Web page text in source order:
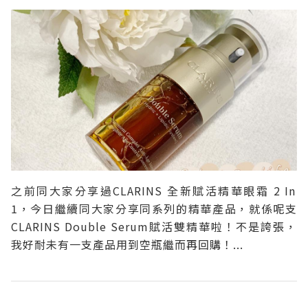
之前同大家分享過CLARINS 全新賦活精華眼霜 2 In
1，今日繼續同大家分享同系列的精華產品，就係呢支
CLARINS Double Serum賦活雙精華啦！不是誇張，
我好耐未有一支產品用到空瓶繼而再回購！...